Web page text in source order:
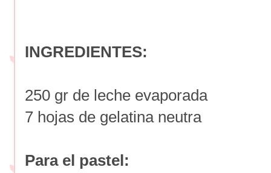
INGREDIENTES:
250 gr de leche evaporada
7 hojas de gelatina neutra
Para el pastel: